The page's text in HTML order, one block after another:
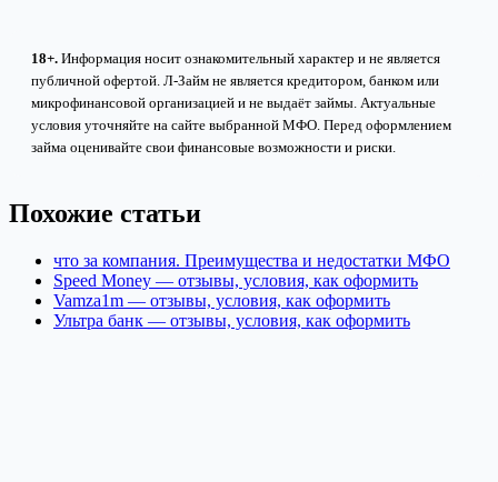
18+. Информация носит ознакомительный характер и не является
публичной офертой. Л-Займ не является кредитором, банком или
микрофинансовой организацией и не выдаёт займы. Актуальные
условия уточняйте на сайте выбранной МФО. Перед оформлением
займа оценивайте свои финансовые возможности и риски.
Похожие статьи
что за компания. Преимущества и недостатки МФО
Speed Money — отзывы, условия, как оформить
Vamza1m — отзывы, условия, как оформить
Ультра банк — отзывы, условия, как оформить